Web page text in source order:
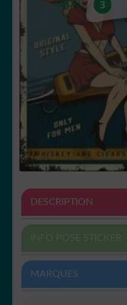
DESCRIPTION
INFO POSE STICKER
MARQUES